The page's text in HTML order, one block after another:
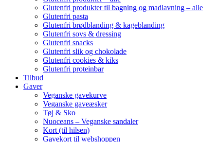
Glutenfri produkter til bagning og madlavning – alle
Glutenfri pasta
Glutenfri brødblanding & kageblanding
Glutenfri sovs & dressing
Glutenfri snacks
Glutenfri slik og chokolade
Glutenfri cookies & kiks
Glutenfri proteinbar
Tilbud
Gaver
Veganske gavekurve
Veganske gaveæsker
Tøj & Sko
Nuoceans – Veganske sandaler
Kort (til hilsen)
Gavekort til webshoppen